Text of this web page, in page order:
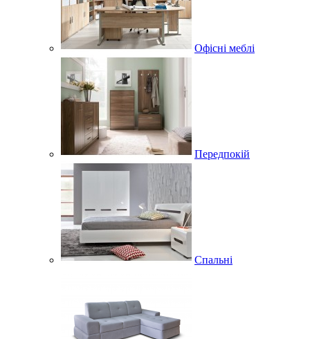
Офісні меблі
Передпокій
Спальні